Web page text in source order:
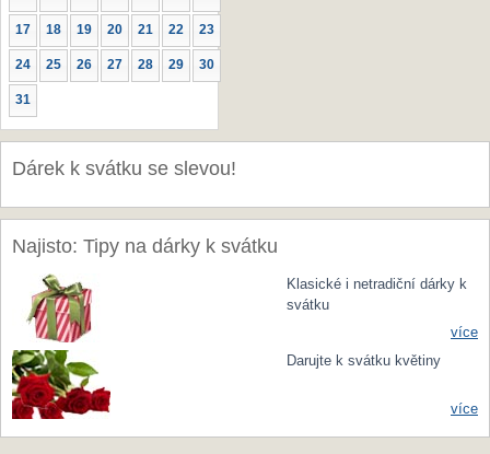
17 18 19 20 21 22 23
24 25 26 27 28 29 30
31
Dárek k svátku se slevou!
Najisto: Tipy na dárky k svátku
Klasické i netradiční dárky k
svátku
více
Darujte k svátku květiny
více